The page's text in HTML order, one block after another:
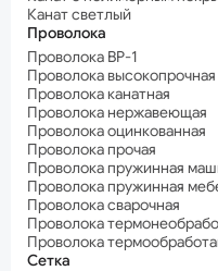
Канат светлый
Проволока
Проволока ВР-1
Проволока высокопрочная
Проволока канатная
Проволока нержавеющая
Проволока оцинкованная
Проволока прочая
Проволока пружинная
Проволока пружинная
Проволока сварочная
Проволока
Проволока
Сетка